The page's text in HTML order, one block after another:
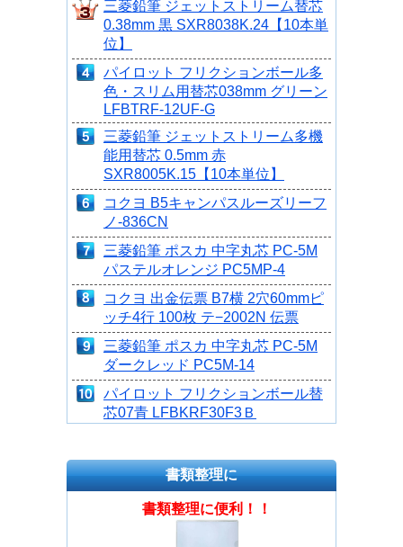
三菱鉛筆 ジェットストリーム替芯
0.38mm 黒 SXR8038K.24【10本単
位】
パイロット フリクションボール多
色・スリム用替芯038mm グリーン
LFBTRF-12UF-G
三菱鉛筆 ジェットストリーム多機
能用替芯 0.5mm 赤
SXR8005K.15【10本単位】
コクヨ B5キャンパスルーズリーフ
ノ-836CN
三菱鉛筆 ポスカ 中字丸芯 PC-5M
パステルオレンジ PC5MP-4
コクヨ 出金伝票 B7横 2穴60mmピ
ッチ4行 100枚 テ−2002N 伝票
三菱鉛筆 ポスカ 中字丸芯 PC-5M
ダークレッド PC5M-14
パイロット フリクションボール替
芯07青 LFBKRF30F3Ｂ
ネイビーブルー PC5M-9
パイロット フリクションボール4
0.5ホワイト P-LKFB-80EF-W
書類整理に
書類整理に便利！！